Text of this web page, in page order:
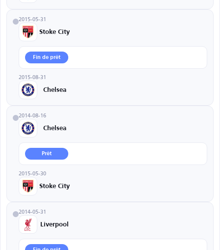
2015-05-31
Stoke City
Fin de prêt
2015-08-31
Chelsea
2014-08-16
Chelsea
Prêt
2015-05-30
Stoke City
2014-05-31
Liverpool